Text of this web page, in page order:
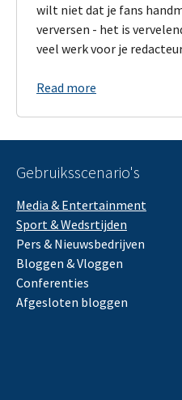
wilt niet dat je fans
verversen - het is
veel werk voor je
Read more
Gebruiksscenario's
Media & Entertainment
Sport & Wedsrtijden
Pers & Nieuwsbedrijven
Bloggen & Vloggen
Conferenties
Afgesloten bloggen